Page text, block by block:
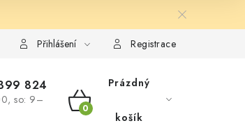
Přihlášení Registrace
824
so: 9–
NÁKUPNÍ
Prázdný
košík